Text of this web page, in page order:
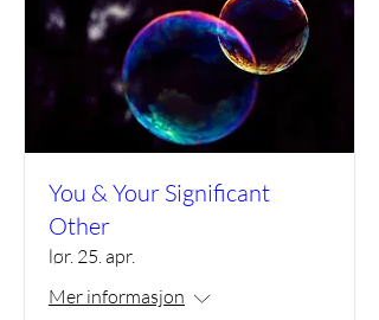
You & Your Significant
Other
lør. 25. apr.
Mer informasjon